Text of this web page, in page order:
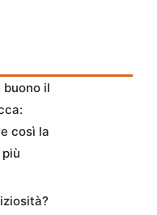
buono il
così la